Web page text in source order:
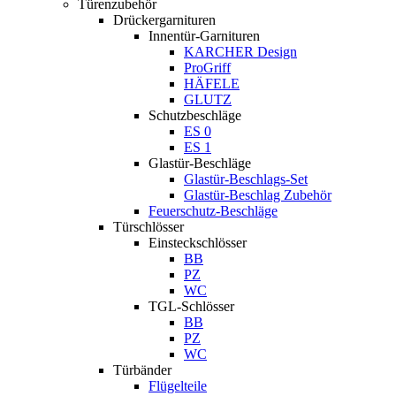
Türenzubehör
Drückergarnituren
Innentür-Garnituren
KARCHER Design
ProGriff
HÄFELE
GLUTZ
Schutzbeschläge
ES 0
ES 1
Glastür-Beschläge
Glastür-Beschlags-Set
Glastür-Beschlag Zubehör
Feuerschutz-Beschläge
Türschlösser
Einsteckschlösser
BB
PZ
WC
TGL-Schlösser
BB
PZ
WC
Türbänder
Flügelteile